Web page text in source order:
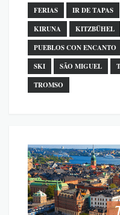
FERIAS
IR DE TAPAS
KIRUNA
KITZBÜHEL
PUEBLOS CON ENCANTO
SKI
SÃO MIGUEL
TROMSO